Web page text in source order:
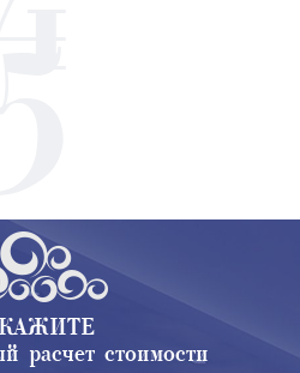
расчет стоимости